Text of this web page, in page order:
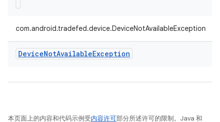
com.android.tradefed.device.DeviceNotAvailableException
DeviceNotAvailableException
本页面上的内容和代码示例受内容许可部分所述许可的限制。Java 和